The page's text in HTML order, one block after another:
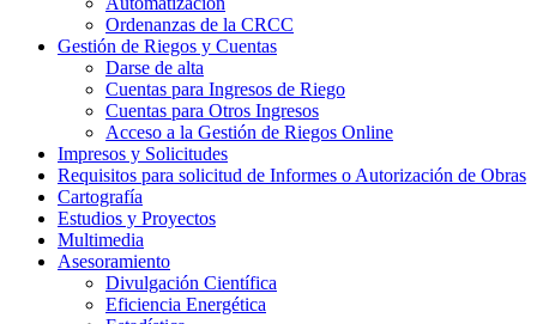
Ordenanzas de la CRCC
Gestión de Riegos y Cuentas
Darse de alta
Cuentas para Ingresos de Riego
Cuentas para Otros Ingresos
Acceso a la Gestión de Riegos Online
Impresos y Solicitudes
Requisitos para solicitud de Informes o Autorización de Obras
Cartografía
Estudios y Proyectos
Multimedia
Asesoramiento
Divulgación Científica
Eficiencia Energética